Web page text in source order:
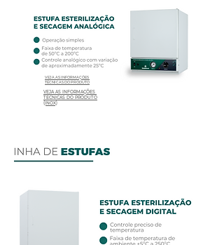
VEJA AS INFORMAÇÕES
TÉCNICAS DO PRODUTO
VEJA AS INFORMAÇÕES
TÉCNICAS DO PRODUTO
(INOX)